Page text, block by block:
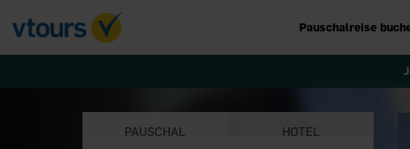
Pauschalreise
PAUSCHAL HOTEL